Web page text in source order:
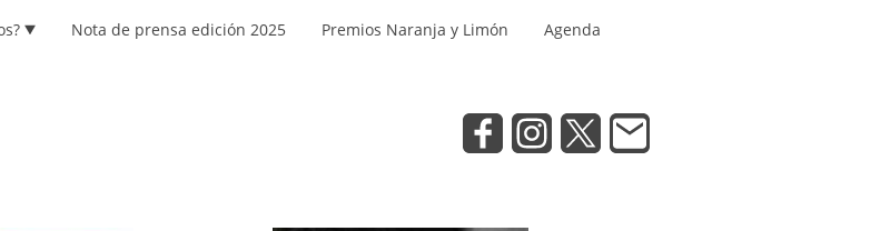
Nota de prensa edición 2025 Premios Naranja y Limón Agenda